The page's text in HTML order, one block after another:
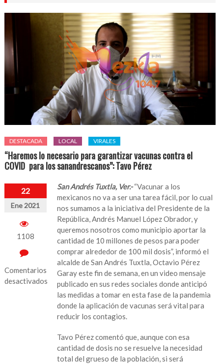
DESTACADA LOCAL VIRALES
“Haremos lo necesario para garantizar vacunas contra el
COVID para los sanandrescanos”: Tavo Pérez
22
Ene 2021
1108
Comentarios
desactivados
San Andrés Tuxtla, Ver.-“Vacunar a los
mexicanos no va a ser una tarea fácil, por lo cual
nos sumamos a la iniciativa del Presidente de la
República, Andrés Manuel López Obrador, y
queremos nosotros como municipio aportar la
cantidad de 10 millones de pesos para poder
comprar alrededor de 100 mil dosis”, informó el
alcalde de San Andrés Tuxtla, Octavio Pérez
Garay este fin de semana, en un video mensaje
publicado en sus redes sociales donde anticipó
las medidas a tomar en esta fase de la pandemia
donde la aplicación de vacunas será vital para
reducir los contagios.
Tavo Pérez comentó que, aunque con esa
cantidad de dosis no se resuelve la necesidad
total del grueso de la población, si será